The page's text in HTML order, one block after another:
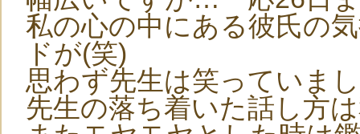
私の心の中にある彼氏の
ドが(笑)
思わず先生は笑っていま
先生の落ち着いた話し方